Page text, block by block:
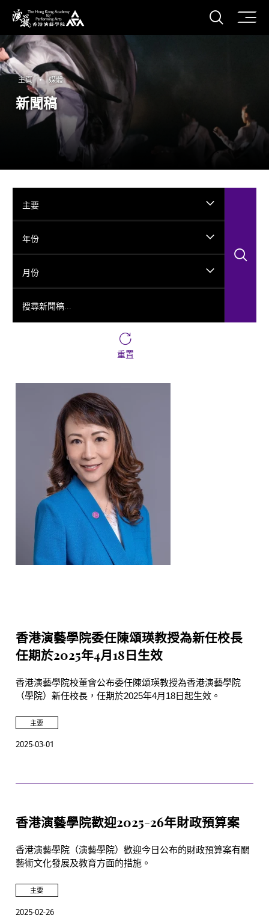
香港演藝學院
打開
主頁 媒體
新聞稿
主要
年份
月份
重置
香港演藝學院委任陳頌瑛教授為新任校長
任期於2025年4月18日生效
香港演藝學院校董會公布委任陳頌瑛教授為香港演藝學院
（學院）新任校長，任期於2025年4月18日起生效。
主要
2025-03-01
香港演藝學院歡迎2025-26年財政預算案
香港演藝學院（演藝學院）歡迎今日公布的財政預算案有關
藝術文化發展及教育方面的措施。
主要
2025-02-26